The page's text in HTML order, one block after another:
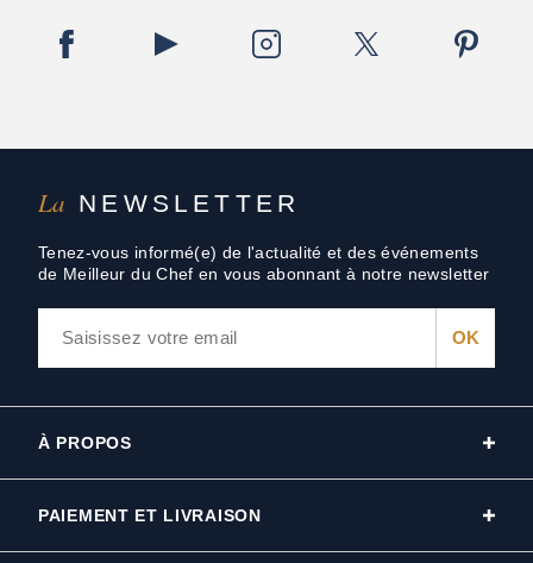
La NEWSLETTER
Tenez-vous informé(e) de l'actualité et des événements
de Meilleur du Chef en vous abonnant à notre newsletter
À PROPOS
PAIEMENT ET LIVRAISON